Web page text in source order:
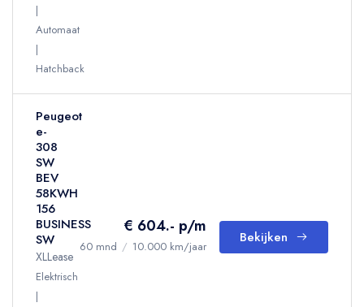
Automaat
Hatchback
Peugeot
e-
308
SW
BEV
58KWH
156
BUSINESS
SW
XLLease
Elektrisch
€ 604.- p/m
60 mnd / 10.000 km/jaar
Bekijken